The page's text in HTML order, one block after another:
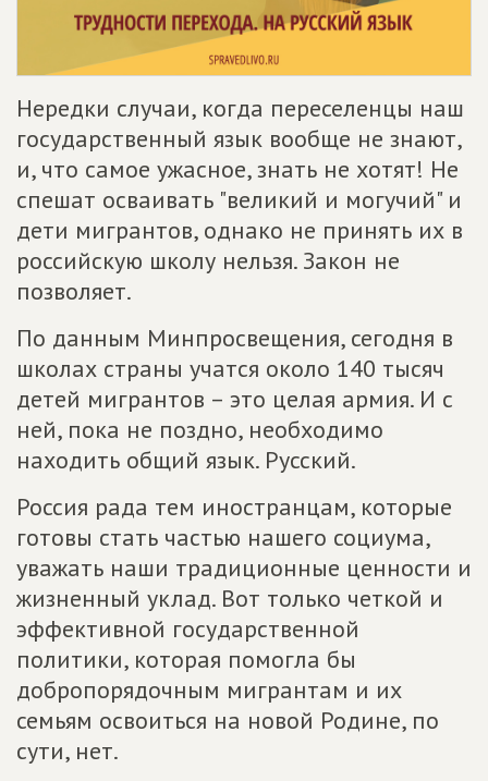
Нередки случаи, когда переселенцы наш
государственный язык вообще не знают,
и, что самое ужасное, знать не хотят! Не
спешат осваивать "великий и могучий" и
дети мигрантов, однако не принять их в
российскую школу нельзя. Закон не
позволяет.
По данным Минпросвещения, сегодня в
школах страны учатся около 140 тысяч
детей мигрантов – это целая армия. И с
ней, пока не поздно, необходимо
находить общий язык. Русский.
Россия рада тем иностранцам, которые
готовы стать частью нашего социума,
уважать наши традиционные ценности и
жизненный уклад. Вот только четкой и
эффективной государственной
политики, которая помогла бы
добропорядочным мигрантам и их
семьям освоиться на новой Родине, по
сути, нет.